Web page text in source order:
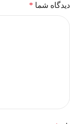
دیدگاه شما *